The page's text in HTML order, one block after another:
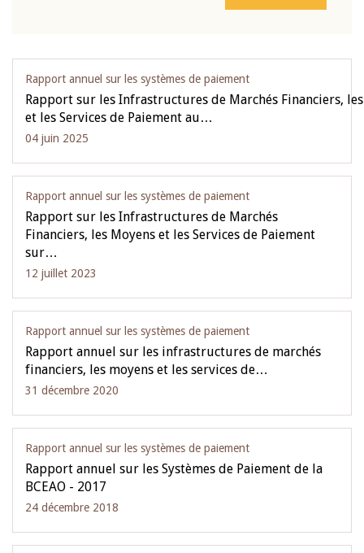
Rapport annuel sur les systèmes de paiement
Rapport sur les Infrastructures de Marchés Financiers,
et les Services de Paiement au…
04 juin 2025
Rapport annuel sur les systèmes de paiement
Rapport sur les Infrastructures de Marchés
Financiers, les Moyens et les Services de Paiement
sur…
12 juillet 2023
Rapport annuel sur les systèmes de paiement
Rapport annuel sur les infrastructures de marchés
financiers, les moyens et les services de…
31 décembre 2020
Rapport annuel sur les systèmes de paiement
Rapport annuel sur les Systèmes de Paiement de la
BCEAO - 2017
24 décembre 2018